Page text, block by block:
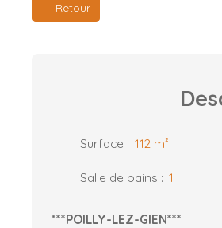
Retour
Surface : 112 m²
Salle de bains : 1
***POILLY-LEZ-GIEN***